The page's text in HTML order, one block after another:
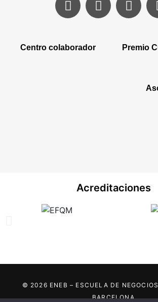
Centro colaborador Premio
Acreditaciones
© 2026 ENEB – ESCUELA DE
BARCELONA